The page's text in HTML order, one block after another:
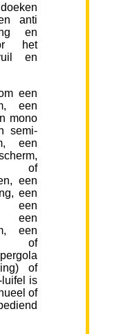
anti
en
het
en
een
een
mono
semi-
een
of
een
een
een
een
of
of
luifel is
of